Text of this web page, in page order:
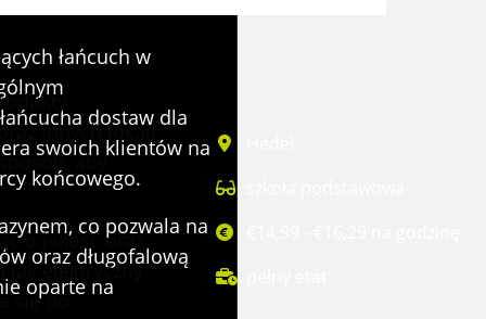
łańcuch w
dostaw dla
swoich klientów na
końcowego.
co pozwala na
oraz długofalową
oparte na
innych lokali
aby
o jakość oraz
jak elektryczny
się po